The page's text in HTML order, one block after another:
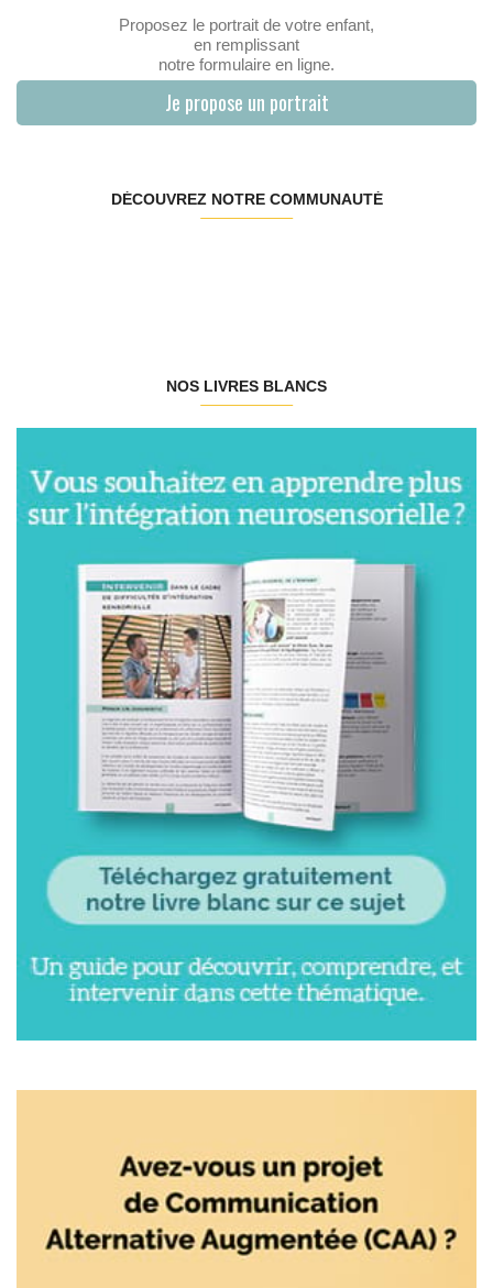
Proposez le portrait de votre enfant,
en remplissant
notre formulaire en ligne.
Je propose un portrait
DÉCOUVREZ NOTRE COMMUNAUTÉ
NOS LIVRES BLANCS